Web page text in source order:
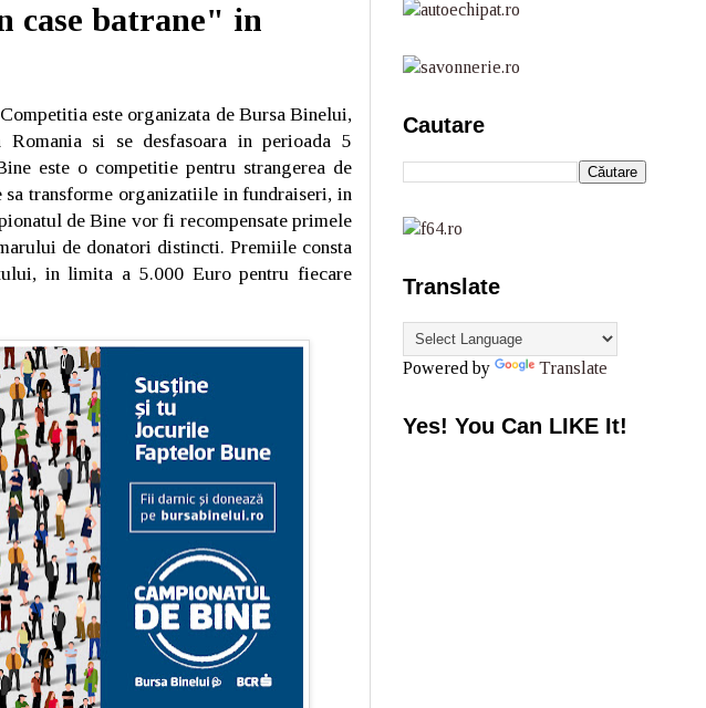
case batrane" in
este organizata de Bursa Binelui,
si se desfasoara in perioada 5
este o competitie pentru strangerea de
transforme organizatiile in fundraiseri, in
de Bine vor fi recompensate primele
de donatori distincti. Premiile consta
in limita a 5.000 Euro pentru fiecare
Cautare
Translate
Powered by Translate
Yes! You Can LIKE It!